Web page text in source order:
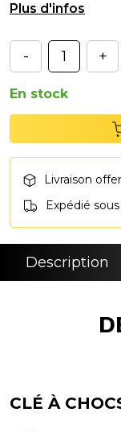
poids lourds,
- +
En stock
Livraison
Expédié
Description
CLÉ À